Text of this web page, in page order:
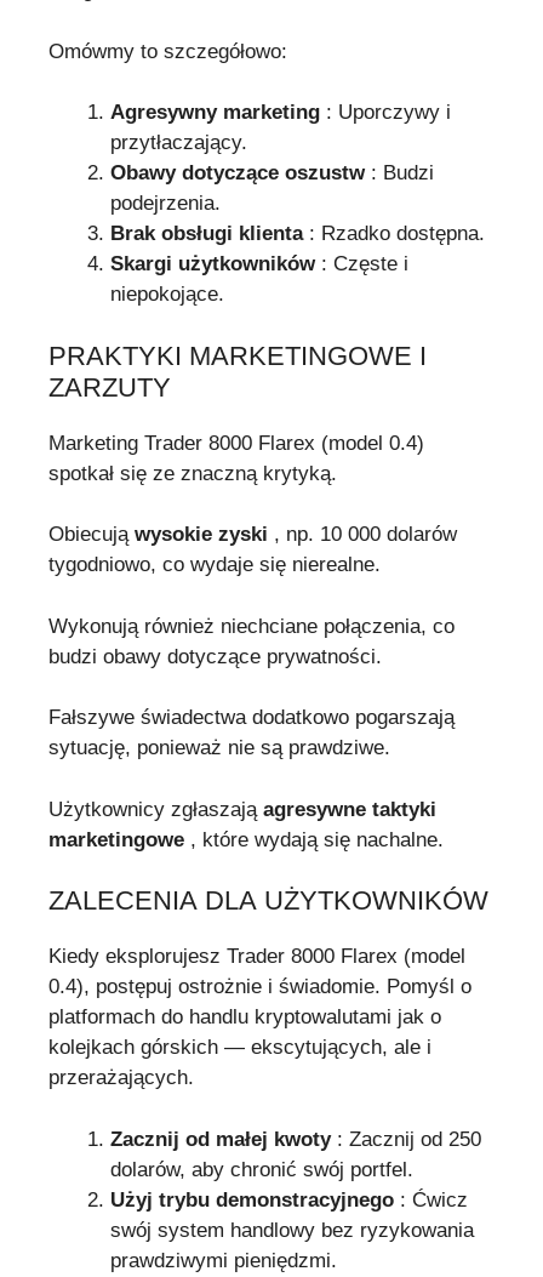
Omówmy to szczegółowo:
Agresywny marketing : Uporczywy i
przytłaczający.
Obawy dotyczące oszustw: Budzi
podejrzenia.
Brak obsługi klienta: Rzadko dostępna.
Skargi użytkowników: Częste i
niepokojące.
PRAKTYKI MARKETINGOWE I
ZARZUTY
Marketing Trader 8000 Flarex (model 0.4)
spotkał się ze znaczną krytyką.
Obiecują wysokie zyski , np. 10 000 dolarów
tygodniowo, co wydaje się nierealne.
Wykonują również niechciane połączenia, co
budzi obawy dotyczące prywatności.
Fałszywe świadectwa dodatkowo pogarszają
sytuację, ponieważ nie są prawdziwe.
Użytkownicy zgłaszają agresywne taktyki
marketingowe , które wydają się nachalne.
ZALECENIA DLA UŻYTKOWNIKÓW
Kiedy eksplorujesz Trader 8000 Flarex (model
0.4), postępuj ostrożnie i świadomie. Pomyśl o
platformach do handlu kryptowalutami jak o
kolejkach górskich — ekscytujących, ale i
przerażających.
Zacznij od małej kwoty: Zacznij od 250
dolarów, aby chronić swój portfel.
Użyj trybu demonstracyjnego : Ćwicz
swój system handlowy bez ryzykowania
prawdziwymi pieniędzmi.